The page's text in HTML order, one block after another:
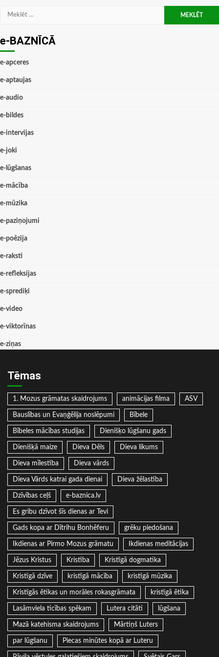
Meklēt:
e-BAZNĪCĀ
e-apceres
e-aptaujas
e-audio
e-bildes
e-intervijas
e-joki
e-lūgšanas
e-mācība
e-mūzika
e-paziņojumi
e-poēzija
e-raksti
e-refleksijas
e-sprediķi
e-video
e-viktorīnas
e-ziņas
Tēmas
1. Mozus grāmatas skaidrojums animācijas filma ASV
Bauslības un Evaņģēlija noslēpumi Bībele
Bībeles mācības studijas Dienišķo lūgšanu gads
Dienišķā maize Dieva Dēls Dieva likums
Dieva mīlestība Dieva vārds
Dieva Vārds katrai gada dienai Dieva žēlastība
Dzīvības ceļš e-baznica.lv
Es gribu dzīvot šīs dienas ar Tevi
Gads kopa ar Dītrihu Bonhēferu grēku piedošana
Ikdienas ar Pirmo Mozus grāmatu Ikdienas meditācijas
Jēzus Kristus Kristība Kristīgā dogmatika
Kristīgā dzīve kristīgā mācība kristīgā mūzika
Kristīgās ētikas un morāles rokasgrāmata kristīgā ētika
Lasāmviela ticības spēkam Lutera citāti lūgšana
Mazā katehisma skaidrojums Mārtiņš Luters
par lūgšanu Piecas minūtes kopā ar Luteru